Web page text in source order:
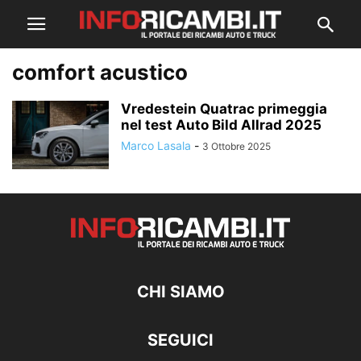
comfort acustico
Vredestein Quatrac primeggia
nel test Auto Bild Allrad 2025
Marco Lasala - 3 Ottobre 2025
CHI SIAMO
SEGUICI